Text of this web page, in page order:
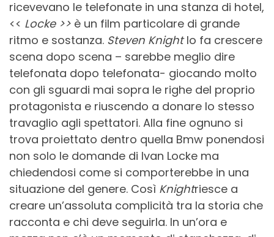
ricevevano le telefonate in una stanza di hotel,
<< Locke >> è un film particolare di grande
ritmo e sostanza. Steven Knightlo fa crescere
scena dopo scena – sarebbe meglio dire
telefonata dopo telefonata- giocando molto
con gli sguardi mai sopra le righe del proprio
protagonista e riuscendo a donare lo stesso
travaglio agli spettatori. Alla fine ognuno si
trova proiettato dentro quella Bmw ponendosi
non solo le domande di Ivan Locke ma
chiedendosi come si comporterebbe in una
situazione del genere. Così Knightriesce a
creare un’assoluta complicità tra la storia che
racconta e chi deve seguirla. In un’ora e